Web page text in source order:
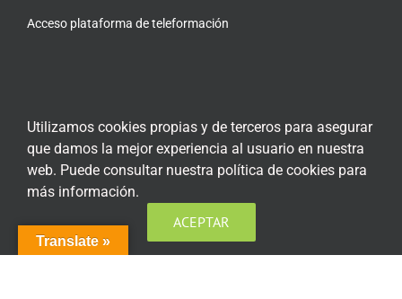
Acceso plataforma de teleformación
ENCUÉNTRANOS EN LAS REDES SOCIALES
Translate »
Utilizamos cookies propias y de terceros para asegurar
que damos la mejor experiencia al usuario en nuestra
web. Puede consultar nuestra política de cookies para
más información.
ACEPTAR